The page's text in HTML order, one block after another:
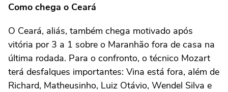
Como chega o Ceará
O Ceará, aliás, também chega motivado após
vitória por 3 a 1 sobre o Maranhão fora de casa na
última rodada. Para o confronto, o técnico Mozart
terá desfalques importantes: Vina está fora, além de
Richard, Matheusinho, Luiz Otávio, Wendel Silva e